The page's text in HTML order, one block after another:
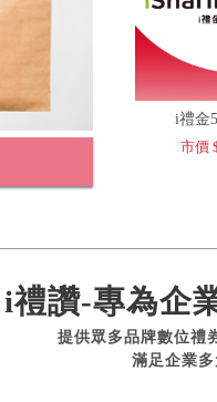
i禮金
市價
i禮讚-專為企
提供眾多品牌數位禮
滿足企業